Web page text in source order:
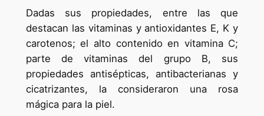
Dadas sus propiedades, entre las que
destacan las vitaminas y antioxidantes E, K y
carotenos; el alto contenido en vitamina C;
parte de vitaminas del grupo B, sus
propiedades antisépticas, antibacterianas y
cicatrizantes, la consideraron una rosa
mágica para la piel.